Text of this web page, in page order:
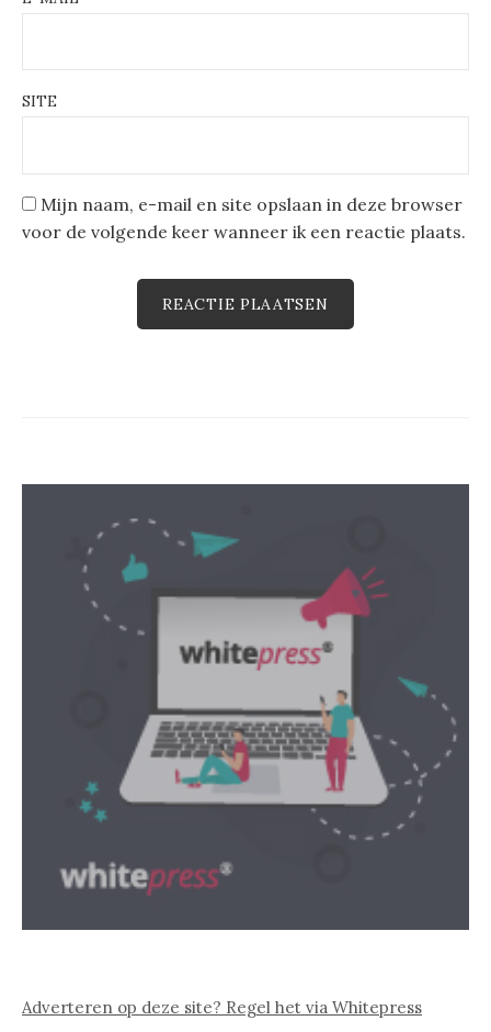
SITE
Mijn naam, e-mail en site opslaan in deze browser
voor de volgende keer wanneer ik een reactie plaats.
Adverteren op deze site? Regel het via Whitepress